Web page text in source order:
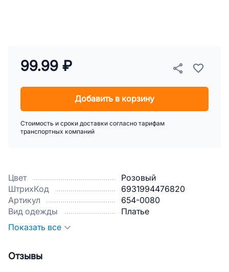
Цвет
Розовый
ШтрихКод
6931994476820
Артикул
654-0080
Вид одежды
Платье
Показать все
99.99 ₽
Добавить в корзину
Стоимость и сроки доставки согласно тарифам
транспортных компаний
Отзывы